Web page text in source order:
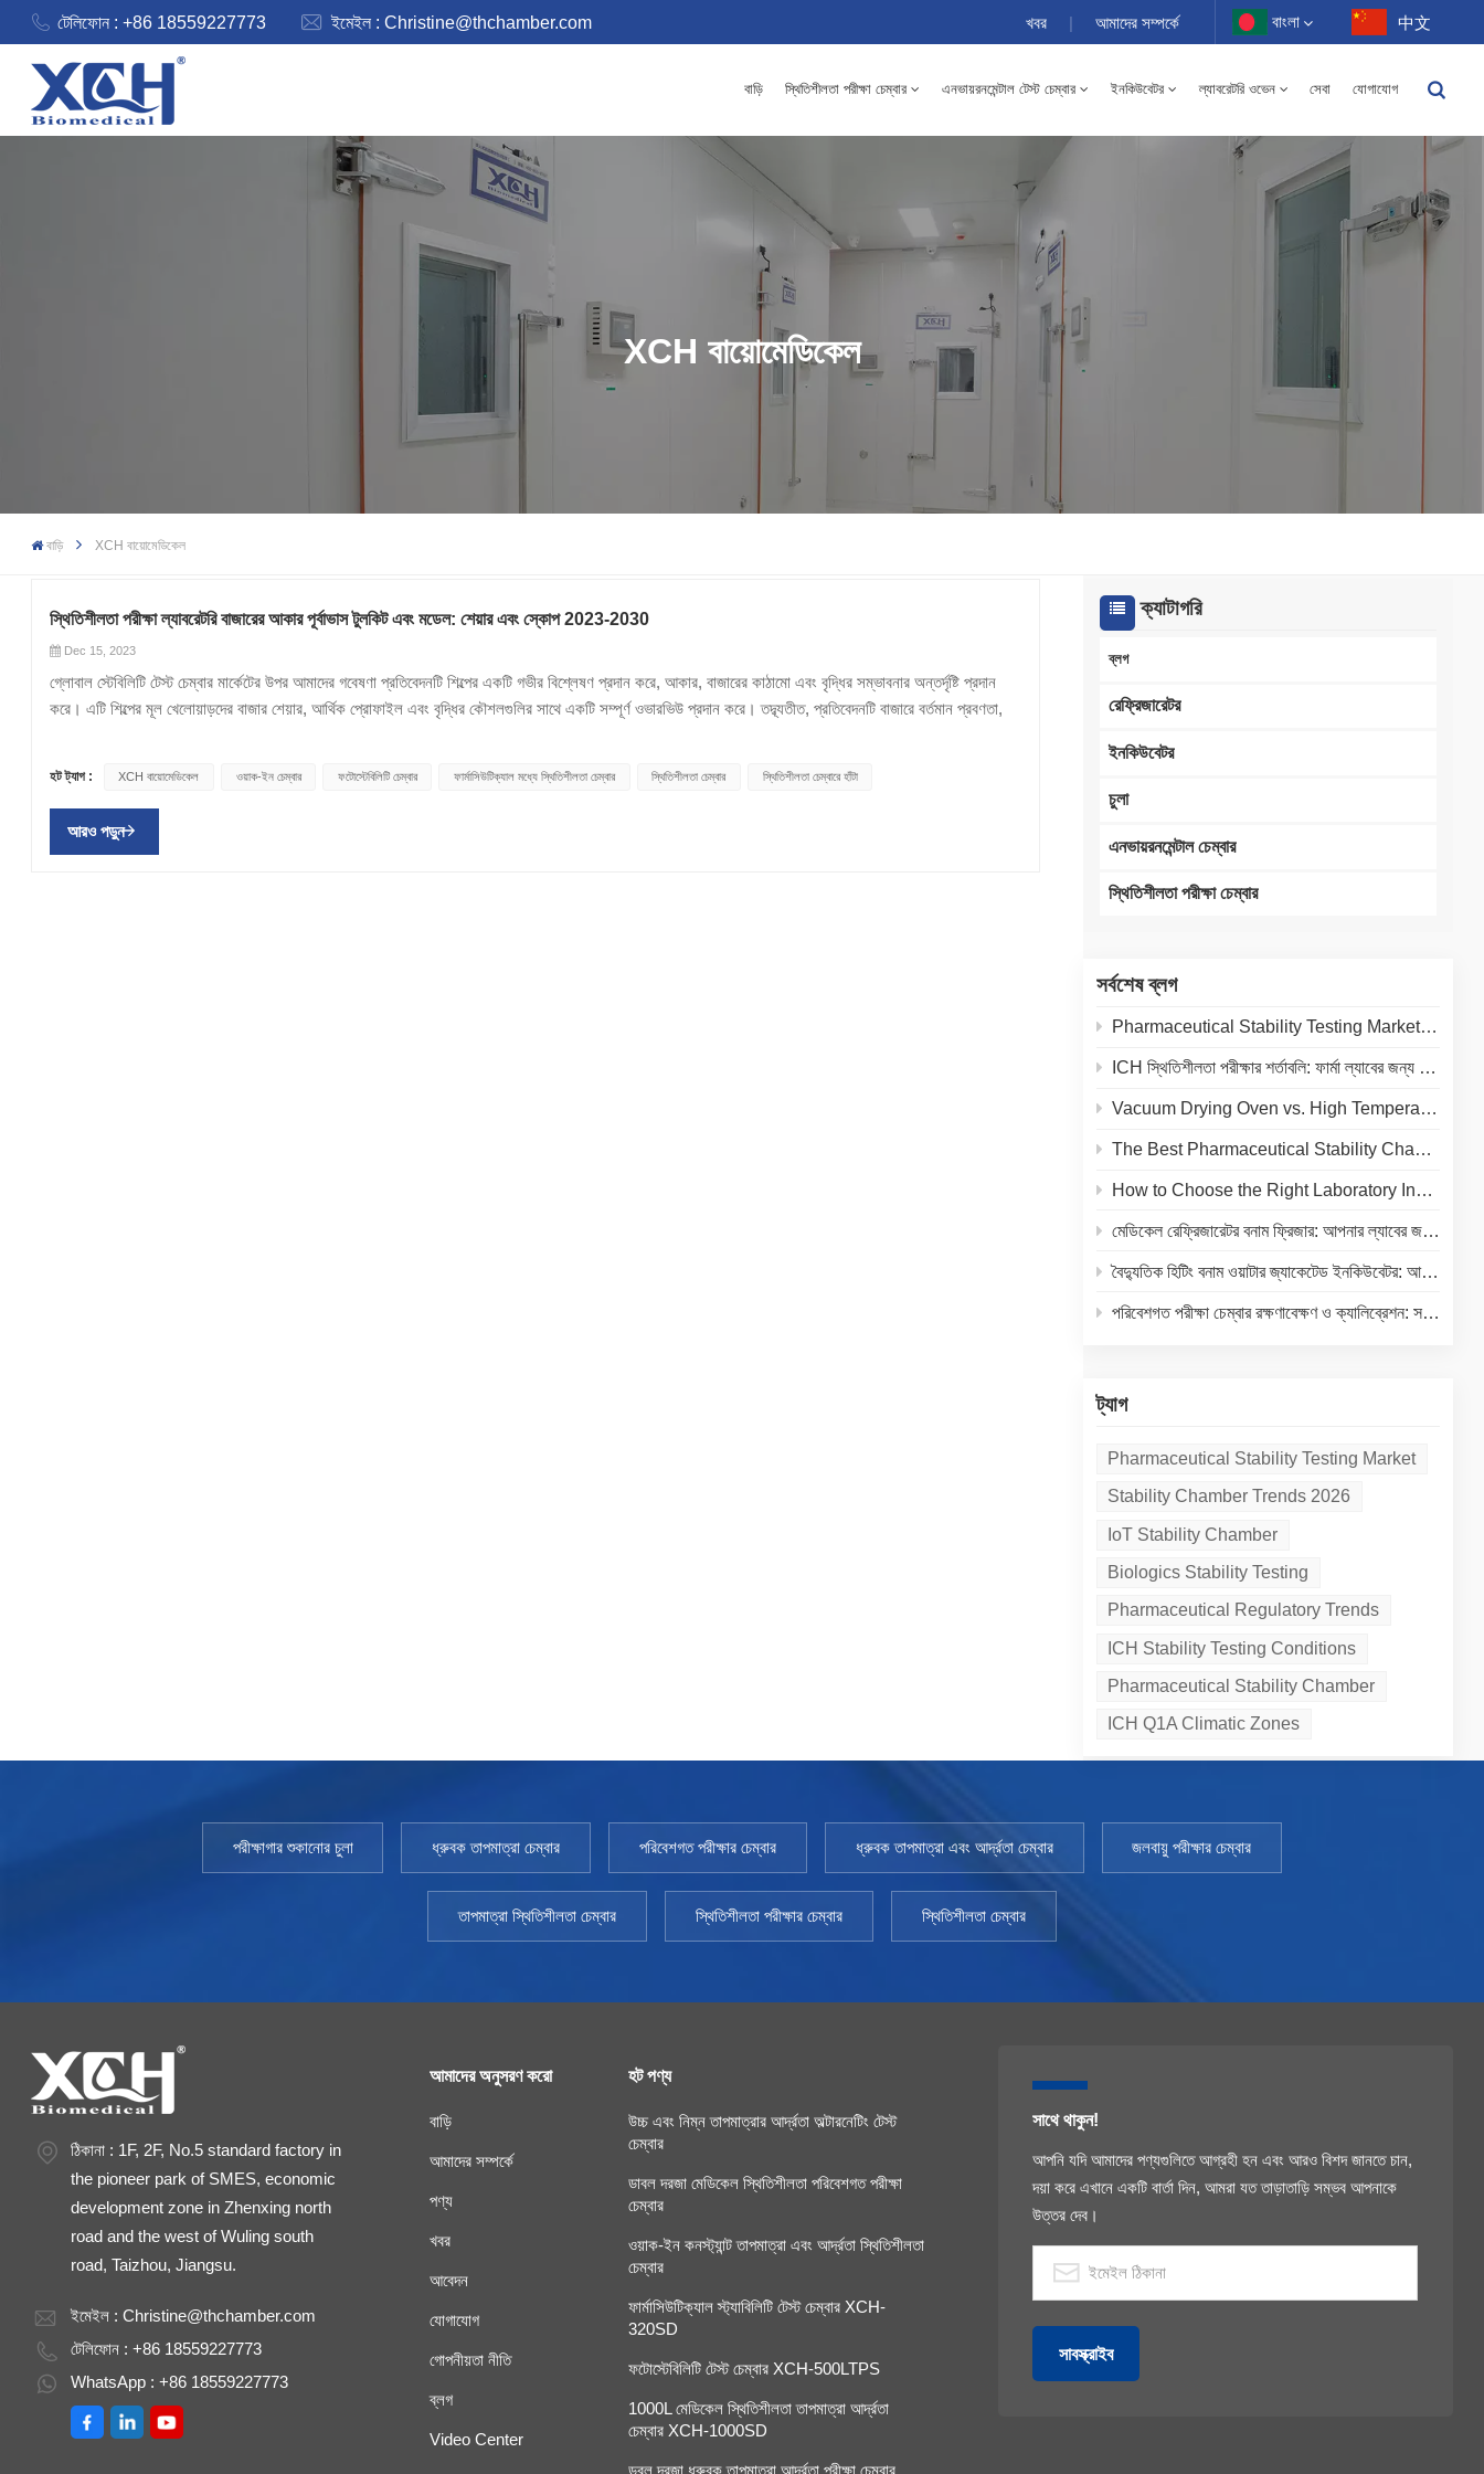
টেলিফোন : +86 18559227773 ইমেইল :Christine@thchamber.com খবর | আমাদের সম্পর্কে বাংলা
Français
Português
中文
বাড়ি স্থিতিশীলতা পরীক্ষা চেম্বার এনভায়রনমেন্টাল টেস্ট চেম্বার ইনকিউবেটর ল্যাবরেটরি ওভেন সেবা যোগাযোগ
XCH বায়োমেডিকেল
বাড়ি XCH বায়োমেডিকেল
ক্যাটাগরি
ব্লগ
রেফ্রিজারেটর
ইনকিউবেটর
চুলা
এনভায়রনমেন্টাল চেম্বার
স্থিতিশীলতা পরীক্ষা চেম্বার
সর্বশেষ ব্লগ
Pharmaceutical Stability Testing Market 2026: Growth Drivers, Regulatory Shifts & Technology Trends
ICH স্থিতিশীলতা পরীক্ষার শর্তাবলি: ফার্মা ল্যাবের জন্য তাপমাত্রা ও আর্দ্রতা নির্দেশিকা
Vacuum Drying Oven vs. High Temperature Oven: How to Choose the Right Equipment for Your Application
The Best Pharmaceutical Stability Chamber Manufacturer
How to Choose the Right Laboratory Incubator: A Complete Buyer's Guide for 2026
মেডিকেল রেফ্রিজারেটর বনাম ফ্রিজার: আপনার ল্যাবের জন্য সঠিক কোল্ড স্টোরেজ নির্বাচন
বৈদ্যুতিক হিটিং বনাম ওয়াটার জ্যাকেটেড ইনকিউবেটর: আপনার ল্যাবের জন্য একটি সম্পূর্ণ তুলনা
পরিবেশগত পরীক্ষা চেম্বার রক্ষণাবেক্ষণ ও ক্যালিব্রেশন: সরঞ্জামের আয়ুষ্কাল বাড়ানো এবং নির্ভুল ফলাফল নিশ্চিত করার একটি ব্যবহারিক গাইড
ট্যাগ
Pharmaceutical Stability Testing Market
Stability Chamber Trends 2026
IoT Stability Chamber
Biologics Stability Testing
Pharmaceutical Regulatory Trends
ICH Stability Testing Conditions
Pharmaceutical Stability Chamber
ICH Q1A Climatic Zones
স্থিতিশীলতা পরীক্ষা ল্যাবরেটরি বাজারের আকার পূর্বাভাস টুলকিট এবং মডেল: শেয়ার এবং স্কোপ 2023-2030
Dec 15, 2023
গ্লোবাল স্টেবিলিটি টেস্ট চেম্বার মার্কেটের উপর আমাদের গবেষণা প্রতিবেদনটি শিল্পের একটি গভীর বিশ্লেষণ প্রদান করে, আকার, বাজারের কাঠামো এবং বৃদ্ধির সম্ভাবনার অন্তর্দৃষ্টি প্রদান
করে। এটি শিল্পের মূল খেলোয়াড়দের বাজার শেয়ার, আর্থিক প্রোফাইল এবং বৃদ্ধির কৌশলগুলির সাথে একটি সম্পূর্ণ ওভারভিউ প্রদান করে। তদ্ব্যতীত, প্রতিবেদনটি বাজারে বর্তমান প্রবণতা,
অগ্রগতি এবং পণ্যের উদ্ভাবনগুলিও বিশ্লেষণ করে যা শিল্পকে চালিত করছে। প্রতিবেদনটি সমস্ত গুরুত্বপূর্ণ দিকগুলিকে কভার করে এবং স্থিতিশীলতা পরীক্ষা চেম্বার বাজারের একটি বিস্তৃত
ওভারভিউ প্রদান করে। প্রতিবেদনের সুযোগ:অধ্যয়ন মূল ভৌগোলিক জুড়ে মূল পণ্য বিভাগের বৃদ্ধির হার চালিত মূল কারণগুলির উপর ঘনিষ্ঠভাবে নজর দেয়। উপরন্তু, সমীক্ষাটি দেশ জুড়ে
প্রচুর পরিমাণে বিক্রয়, গ্রস মার্জিন, ব্যয় করার ক্ষমতা, ব্যয় করার ক্ষমতা এবং গ্রাহক পছন্দগুলিকে কভার করে। প্রতিবেদনটি স্পষ্টভাবে দেখায় যে স্থিতিশীলতা পরীক্ষার চেম্বার বাজারটি
হট ট্যাগ : XCH বায়োমেডিকেল ওয়াক-ইন চেম্বার ফটোস্টেবিলিটি চেম্বার ফার্মাসিউটিক্যাল মধ্যে স্থিতিশীলতা চেম্বার স্থিতিশীলতা চেম্বার স্থিতিশীলতা চেম্বারে হাঁটা
আরও পড়ুন
পরীক্ষাগার শুকানোর চুলা ধ্রুবক তাপমাত্রা চেম্বার পরিবেশগত পরীক্ষার চেম্বার ধ্রুবক তাপমাত্রা এবং আর্দ্রতা চেম্বার জলবায়ু পরীক্ষার চেম্বার
তাপমাত্রা স্থিতিশীলতা চেম্বার স্থিতিশীলতা পরীক্ষার চেম্বার স্থিতিশীলতা চেম্বার
ঠিকানা : 1F, 2F, No.5 standard factory in
the pioneer park of SMES, economic
development zone in Zhenxing north
road and the west of Wuling south
road, Taizhou, Jiangsu.
ইমেইল :Christine@thchamber.com
টেলিফোন : +86 18559227773
WhatsApp : +86 18559227773
আমাদের অনুসরণ করো
বাড়ি
আমাদের সম্পর্কে
পণ্য
খবর
আবেদন
যোগাযোগ
গোপনীয়তা নীতি
ব্লগ
Video Center
হট পণ্য
উচ্চ এবং নিম্ন তাপমাত্রার আর্দ্রতা অল্টারনেটিং টেস্ট
চেম্বার
ডাবল দরজা মেডিকেল স্থিতিশীলতা পরিবেশগত পরীক্ষা
চেম্বার
ওয়াক-ইন কনস্ট্যান্ট তাপমাত্রা এবং আর্দ্রতা স্থিতিশীলতা
চেম্বার
ফার্মাসিউটিক্যাল স্ট্যাবিলিটি টেস্ট চেম্বার XCH-
320SD
ফটোস্টেবিলিটি টেস্ট চেম্বার XCH-500LTPS
1000L মেডিকেল স্থিতিশীলতা তাপমাত্রা আর্দ্রতা
চেম্বার XCH-1000SD
সাথে থাকুন!
আপনি যদি আমাদের পণ্যগুলিতে আগ্রহী হন এবং আরও বিশদ জানতে চান,
দয়া করে এখানে একটি বার্তা দিন, আমরা যত তাড়াতাড়ি সম্ভব আপনাকে
উত্তর দেব।